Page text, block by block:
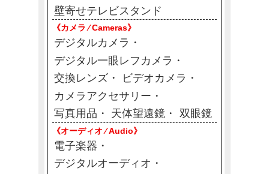
壁寄せテレビスタンド
《カメラ ⁄ Cameras》
デジタルカメラ
デジタル一眼レフカメラ
交換レンズ
ビデオカメラ
カメラアクセサリー
写真用品
天体望遠鏡 双眼鏡
《オーディオ ⁄ Audio》
電子楽器
デジタルオーディオ